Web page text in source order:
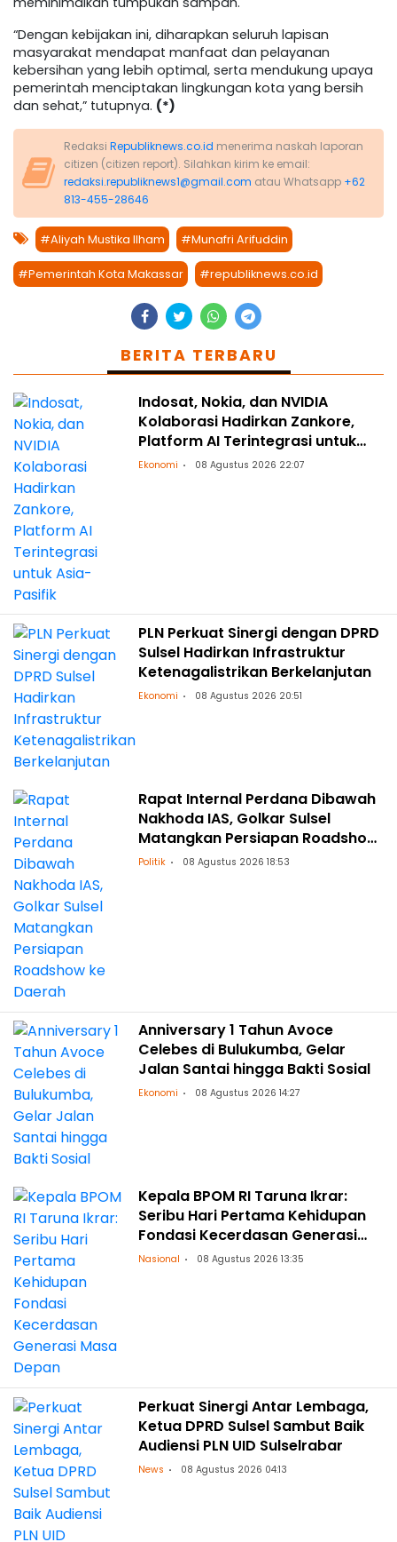
“Dengan kebijakan ini, diharapkan seluruh lapisan
masyarakat mendapat manfaat dan pelayanan
kebersihan yang lebih optimal, serta mendukung upaya
pemerintah menciptakan lingkungan kota yang bersih
dan sehat,” tutupnya. (*)
Redaksi Republiknews.co.id menerima naskah laporan
citizen (citizen report). Silahkan kirim ke email:
redaksi.republiknews1@gmail.com atau Whatsapp +62
813-455-28646
#Aliyah Mustika Ilham #Munafri Arifuddin
#Pemerintah Kota Makassar #republiknews.co.id
BERITA TERBARU
Indosat, Nokia, dan NVIDIA
Kolaborasi Hadirkan Zankore,
Platform AI Terintegrasi untuk
Asia-Pasifik
Ekonomi 08 Agustus 2026 22:07
PLN Perkuat Sinergi dengan DPRD
Sulsel Hadirkan Infrastruktur
Ketenagalistrikan Berkelanjutan
Ekonomi 08 Agustus 2026 20:51
Rapat Internal Perdana Dibawah
Nakhoda IAS, Golkar Sulsel
Matangkan Persiapan Roadshow
ke Daerah
Politik 08 Agustus 2026 18:53
Anniversary 1 Tahun Avoce
Celebes di Bulukumba, Gelar
Jalan Santai hingga Bakti Sosial
Ekonomi 08 Agustus 2026 14:27
Kepala BPOM RI Taruna Ikrar:
Seribu Hari Pertama Kehidupan
Fondasi Kecerdasan Generasi
Masa Depan
Nasional 08 Agustus 2026 13:35
Perkuat Sinergi Antar Lembaga,
Ketua DPRD Sulsel Sambut Baik
Audiensi PLN UID Sulselrabar
News 08 Agustus 2026 04:13